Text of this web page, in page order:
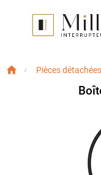
Pièces détachées